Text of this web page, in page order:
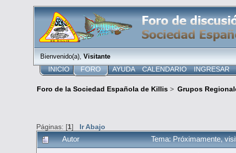
Bienvenido(a), Visitante
INICIO FORO AYUDA CALENDARIO INGRESAR
Foro de la Sociedad Española de Killis> Grupos
Páginas: [1] Ir Abajo
Autor Tema: Próximamente,